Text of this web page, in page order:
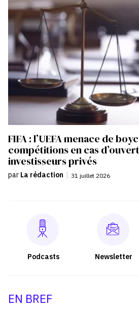
FIFA : l’UEFA menace de
compétitions en cas
investisseurs privés
par La rédaction | 31 juillet 2026
Podcasts Newsletter
EN BREF